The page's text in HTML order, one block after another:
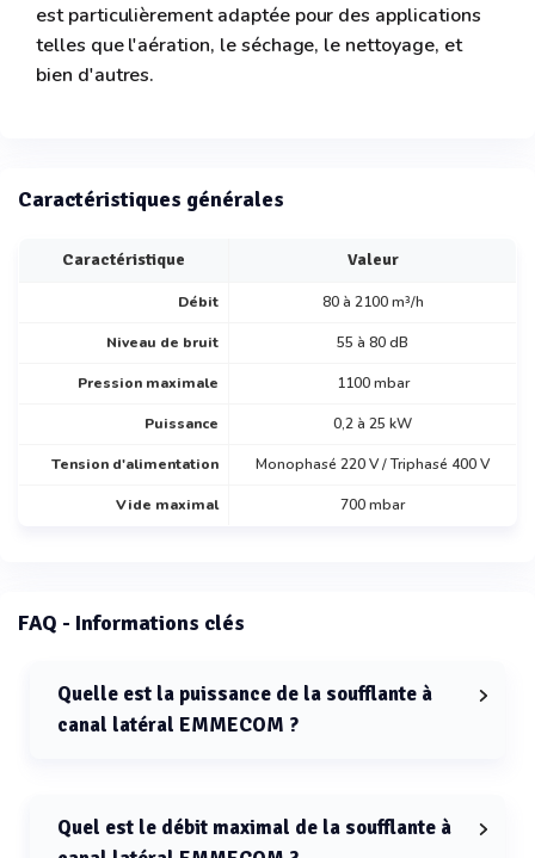
est particulièrement adaptée pour des applications
telles que l'aération, le séchage, le nettoyage, et
bien d'autres.
Caractéristiques générales
Caractéristique Valeur
Débit 80 à 2100 m³/h
Niveau de bruit 55 à 80 dB
Pression maximale 1100 mbar
Puissance 0,2 à 25 kW
Tension d'alimentation Monophasé 220 V / Triphasé 400 V
Vide maximal 700 mbar
FAQ - Informations clés
Quelle est la puissance de la soufflante à
canal latéral EMMECOM ?
Quel est le débit maximal de la soufflante à